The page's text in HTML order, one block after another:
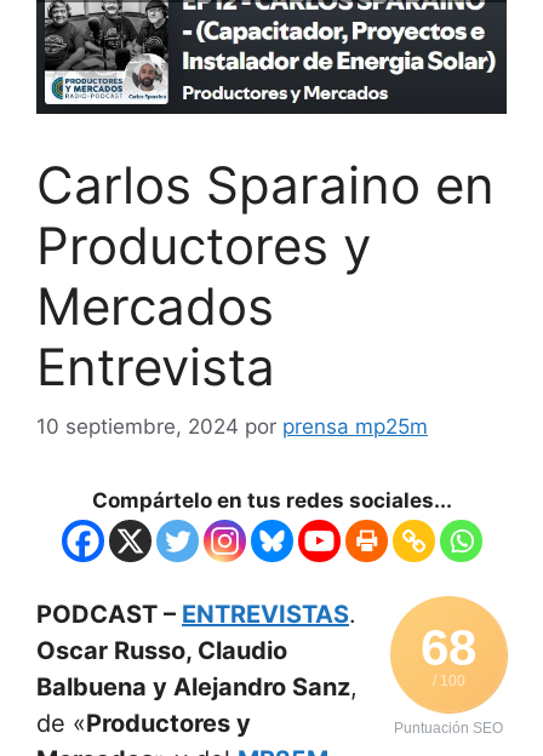
Carlos Sparaino en
Productores y
Mercados
Entrevista
10 septiembre, 2024 por prensa mp25m
Compártelo en tus redes sociales...
68
/ 100
Puntuación SEO
PODCAST – ENTREVISTAS.
Oscar Russo, Claudio
Balbuena y Alejandro Sanz,
de «Productores y